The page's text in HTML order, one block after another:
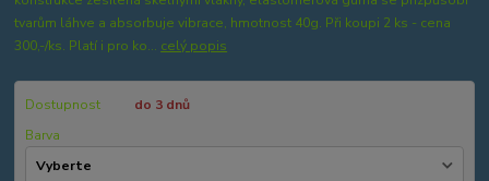
tvarům láhve a absorbuje vibrace, hmotnost 40g. Při koupi 2 ks - cena
300,-/ks. Platí i pro ko... celý popis
Dostupnost
do 3 dnů
Barva